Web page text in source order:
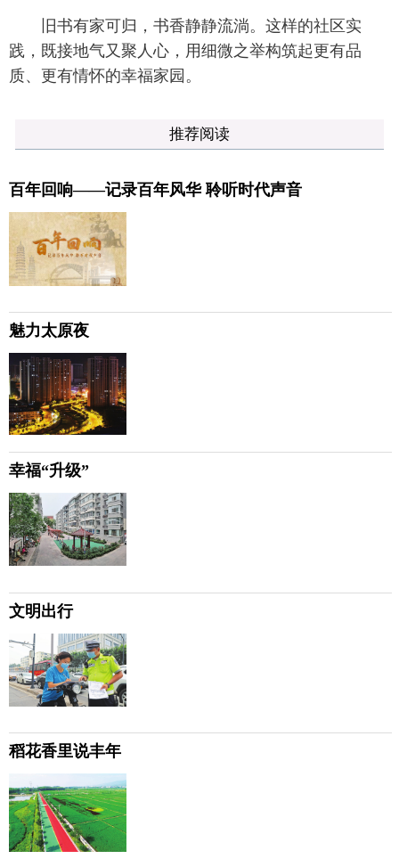
旧书有家可归，书香静静流淌。这样的社区实
践，既接地气又聚人心，用细微之举构筑起更有品
质、更有情怀的幸福家园。
推荐阅读
百年回响——记录百年风华 聆听时代声音
魅力太原夜
幸福“升级”
文明出行
稻花香里说丰年